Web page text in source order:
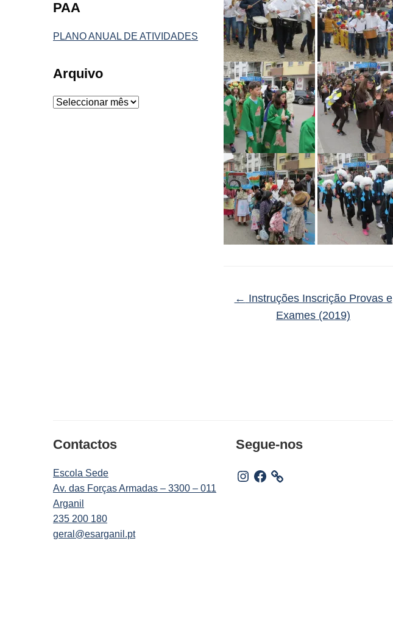
PAA
PLANO ANUAL DE ATIVIDADES
Arquivo
Arquivo
← Instruções Inscrição Provas e
Exames (2019)
Contactos
Escola Sede
Av. das Forças Armadas – 3300 – 011
Arganil
235 200 180
geral@esarganil.pt
Segue-nos
Instagram
Facebook